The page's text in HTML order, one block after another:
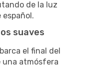
de la luz
suaves
el final del
una atmósfera